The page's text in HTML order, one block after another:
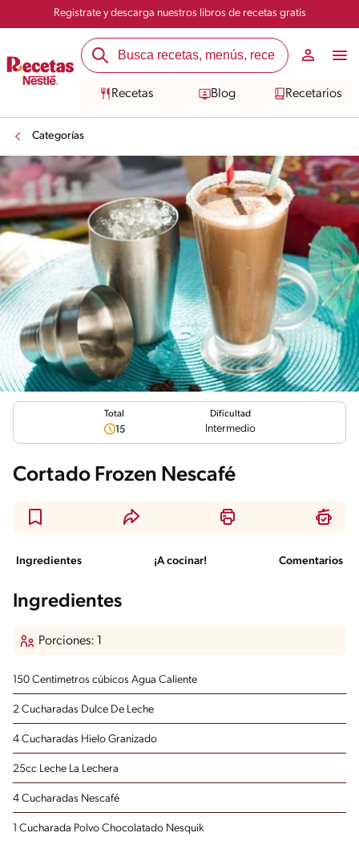
Registrate y descarga nuestros libros de recetas gratis
Recetas Blog Recetarios
Categorías
Total
15
Dificultad
Intermedio
Cortado Frozen Nescafé
Ingredientes ¡A cocinar! Comentarios
Ingredientes
Porciones: 1
150 Centimetros cúbicos Agua Caliente
2 Cucharadas Dulce De Leche
4 Cucharadas Hielo Granizado
25cc Leche La Lechera
4 Cucharadas Nescafé
1 Cucharada Polvo Chocolatado Nesquik